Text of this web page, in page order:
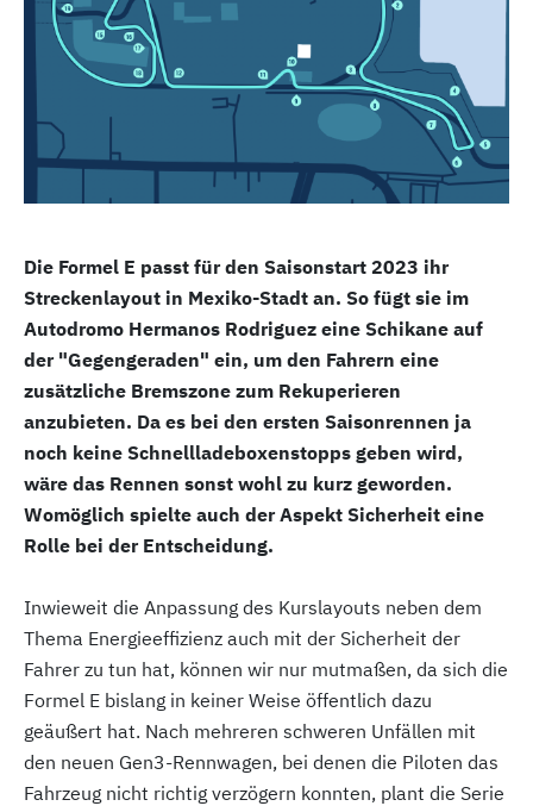
Die Formel E passt für den Saisonstart 2023 ihr
Streckenlayout in Mexiko-Stadt an. So fügt sie im
Autodromo Hermanos Rodriguez eine Schikane auf
der "Gegengeraden" ein, um den Fahrern eine
zusätzliche Bremszone zum Rekuperieren
anzubieten. Da es bei den ersten Saisonrennen ja
noch keine Schnellladeboxenstopps geben wird,
wäre das Rennen sonst wohl zu kurz geworden.
Womöglich spielte auch der Aspekt Sicherheit eine
Rolle bei der Entscheidung.
Inwieweit die Anpassung des Kurslayouts neben dem
Thema Energieeffizienz auch mit der Sicherheit der
Fahrer zu tun hat, können wir nur mutmaßen, da sich die
Formel E bislang in keiner Weise öffentlich dazu
geäußert hat. Nach mehreren schweren Unfällen mit
den neuen Gen3-Rennwagen, bei denen die Piloten das
Fahrzeug nicht richtig verzögern konnten, plant die Serie